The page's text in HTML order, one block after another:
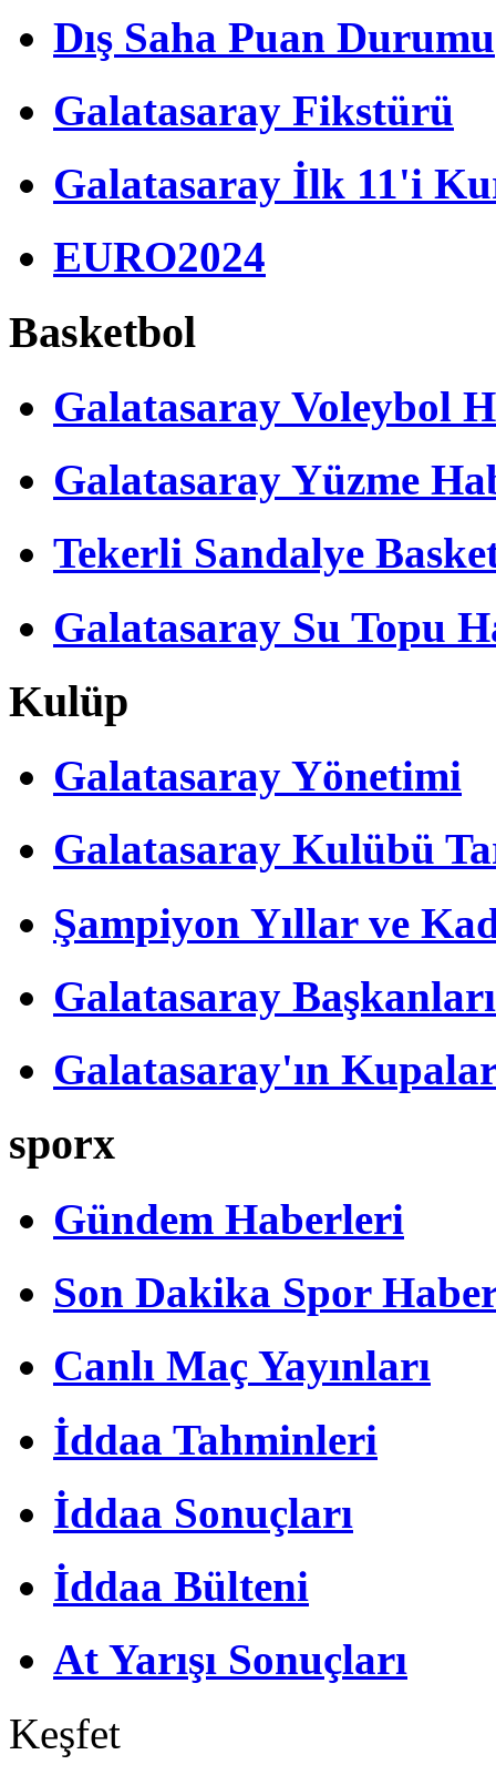
Dış Saha Puan Durumu
Galatasaray Fikstürü
Galatasaray İlk 11'i
EURO2024
Basketbol
Galatasaray Voleybol
Galatasaray Yüzme
Tekerli Sandalye
Galatasaray Su Topu
Kulüp
Galatasaray Yönetimi
Galatasaray Kulübü
Şampiyon Yıllar ve
Galatasaray Başkanları
Galatasaray'ın
sporx
Gündem Haberleri
Son Dakika Spor
Canlı Maç Yayınları
İddaa Tahminleri
İddaa Sonuçları
İddaa Bülteni
At Yarışı Sonuçları
Keşfet